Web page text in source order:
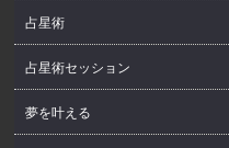
占星術
占星術セッション
夢を叶える